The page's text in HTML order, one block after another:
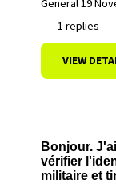
General19
1 replies
VIEW
Bonjour.
vérifier
militaire et